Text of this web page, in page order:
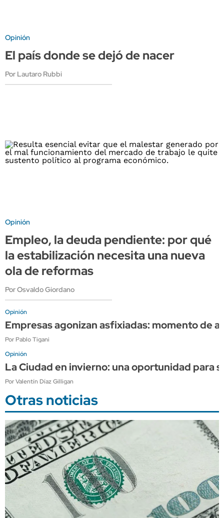
Opinión
El país donde se dejó de nacer
Por Lautaro Rubbi
Opinión
Empleo, la deuda pendiente: por qué
la estabilización necesita una nueva
ola de reformas
Por Osvaldo Giordano
Opinión
Empresas agonizan asfixiadas: momento de
Por Pablo Tigani
Opinión
La Ciudad en invierno: una oportunidad para
Por Valentín Díaz Gilligan
Otras noticias